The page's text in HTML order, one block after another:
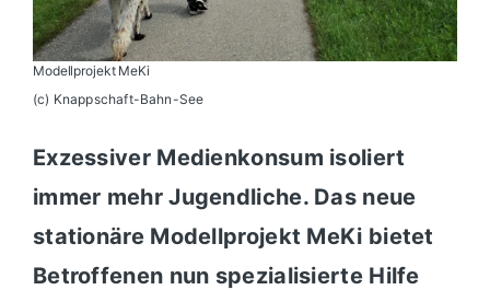
Modellprojekt MeKi
(c) Knappschaft-Bahn-See
Exzessiver Medienkonsum isoliert
immer mehr Jugendliche. Das neue
stationäre Modellprojekt MeKi bietet
Betroffenen nun spezialisierte Hilfe